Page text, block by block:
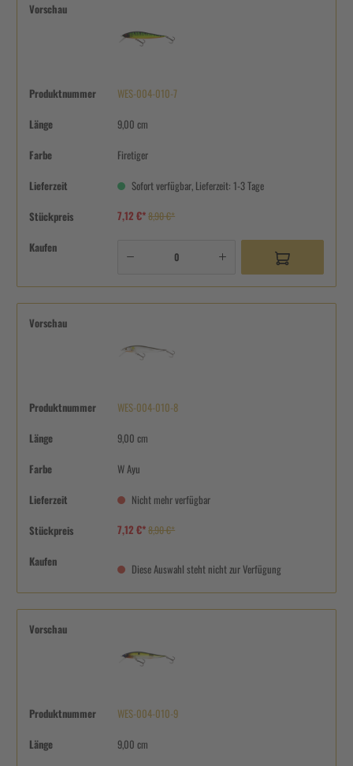
Vorschau
Produktnummer WES-004-010-7
Länge 9,00 cm
Farbe Firetiger
Lieferzeit Sofort verfügbar, Lieferzeit: 1-3 Tage
Stückpreis 7,12 €*8,90 €*
Kaufen
Vorschau
Produktnummer WES-004-010-8
Länge 9,00 cm
Farbe W Ayu
Lieferzeit Nicht mehr verfügbar
Stückpreis 7,12 €*8,90 €*
Kaufen
Diese Auswahl steht nicht zur Verfügung
Vorschau
Produktnummer WES-004-010-9
Länge 9,00 cm